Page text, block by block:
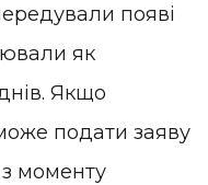
появі
як
Якщо
подати заяву
моменту